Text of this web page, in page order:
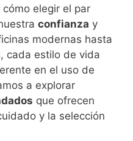
elegir el par
confianza y
modernas hasta
cada estilo de vida
en el uso de
a explorar
que ofrecen
y la selección